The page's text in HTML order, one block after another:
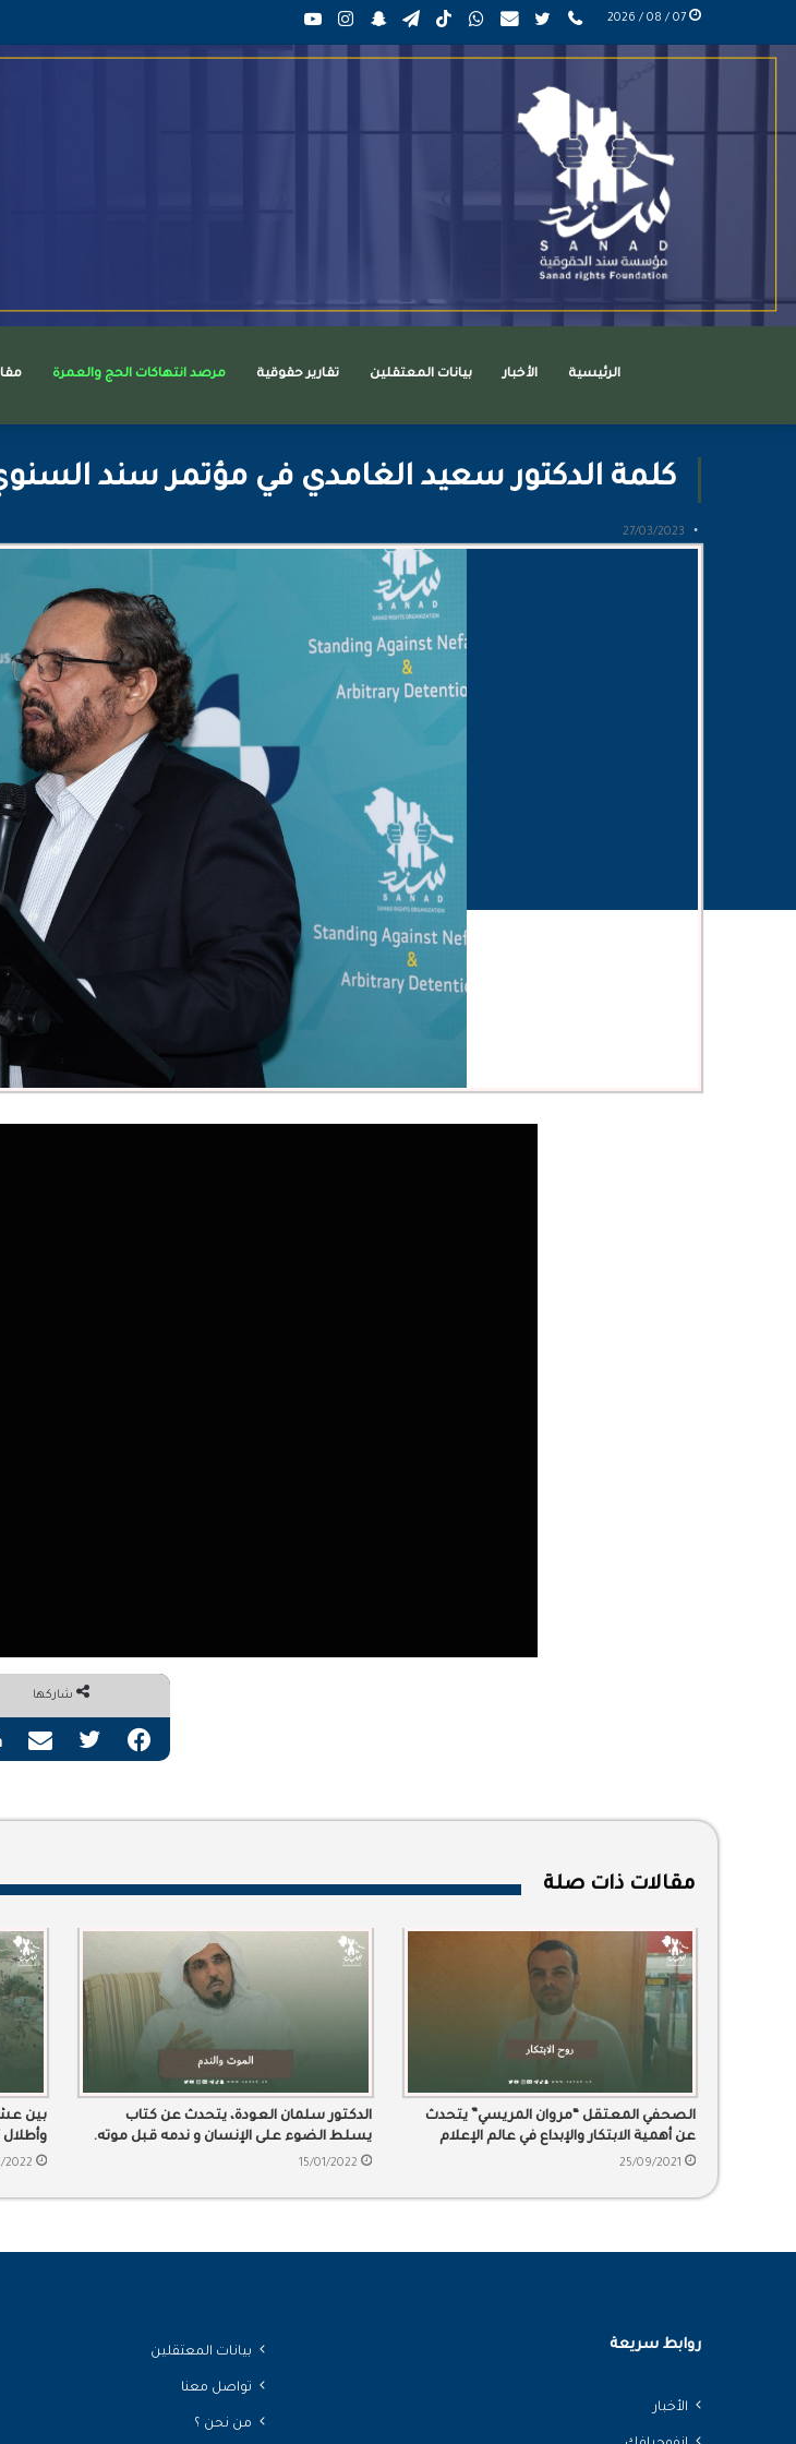
انستقرام سناب
تشات
تيلقرامTikTokواتساب mail تويتر
عربي
phone
الرئيسية الأخبار بيانات المعتقلين تقارير حقوقية مرصد انتهاكات الحج والعمرة
كلمة الدكتور سعيد الغامدي في مؤتمر سند السنوي 2022 ـ
27/03/2023
شاركها
فيسبوك تويتر مشاركة عبر البريد
مقالات ذات صلة
الصحفي المعتقل “مروان المريسي” يتحدث
عن أهمية الابتكار والإبداع في عالم الإعلام
والصحافة
25/09/2021
الدكتور سلمان العودة، يتحدث عن كتاب
يسلط الضوء على الإنسان و ندمه قبل موته.
15/01/2022
بين
القمع
2022
روابط سريعة
الأخبار
بيانات المعتقلين
تواصل معنا
من نحن ؟